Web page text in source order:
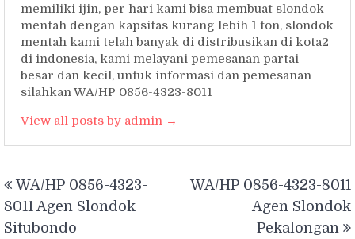
memiliki ijin, per hari kami bisa membuat slondok
mentah dengan kapsitas kurang lebih 1 ton, slondok
mentah kami telah banyak di distribusikan di kota2
di indonesia, kami melayani pemesanan partai
besar dan kecil, untuk informasi dan pemesanan
silahkan WA/HP 0856-4323-8011
View all posts by admin →
navigation
WA/HP 0856-4323-
8011 Agen Slondok
Situbondo
WA/HP 0856-4323-8011
Agen Slondok
Pekalongan